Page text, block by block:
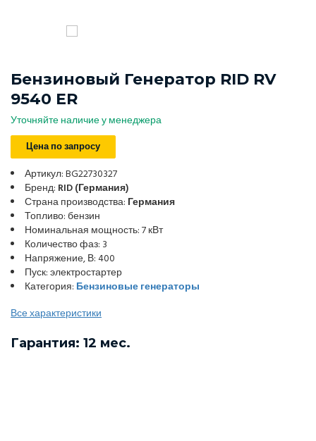
Бензиновый Генератор RID RV
9540 ER
Уточняйте наличие у менеджера
Цена по запросу
Артикул: BG22730327
Бренд: RID (Германия)
Страна производства: Германия
Топливо: бензин
Номинальная мощность: 7 кВт
Количество фаз: 3
Напряжение, В: 400
Пуск: электростартер
Категория: Бензиновые генераторы
Все характеристики
Гарантия: 12 мес.